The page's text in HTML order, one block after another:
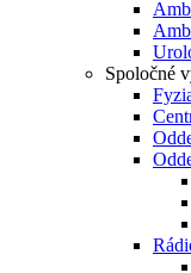
Spoločné